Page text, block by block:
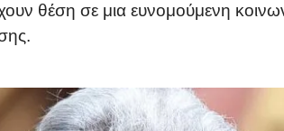
θέση σε μια ευνομούμενη